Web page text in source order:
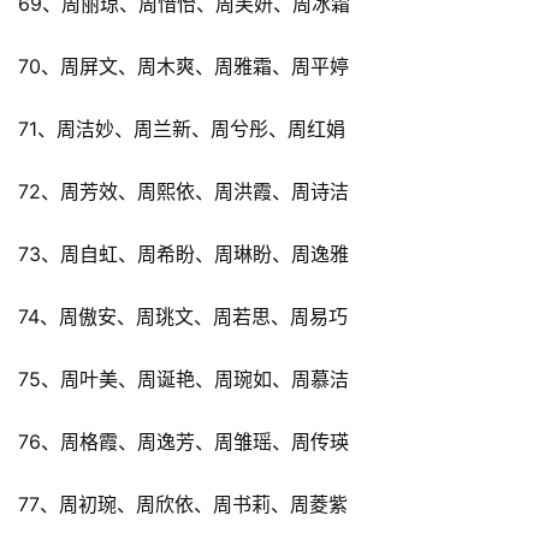
70、周屏文、周木爽、周雅霜、周平婷
71、周洁妙、周兰新、周兮彤、周红娟
72、周芳效、周熙依、周洪霞、周诗洁
73、周自虹、周希盼、周琳盼、周逸雅
74、周傲安、周珧文、周若思、周易巧
75、周叶美、周诞艳、周琬如、周慕洁
76、周格霞、周逸芳、周雏瑶、周传瑛
77、周初琬、周欣依、周书莉、周菱紫